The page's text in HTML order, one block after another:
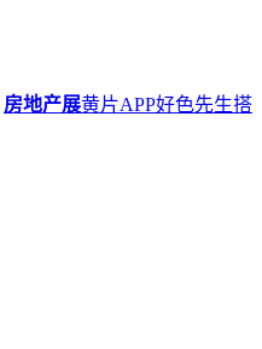
房地产展黄片APP好色先生搭